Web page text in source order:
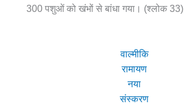
300 पशुओं को खंभों से बांधा गया। (श्लोक 33)
वाल्मीकि
रामायण
नया
संस्करण